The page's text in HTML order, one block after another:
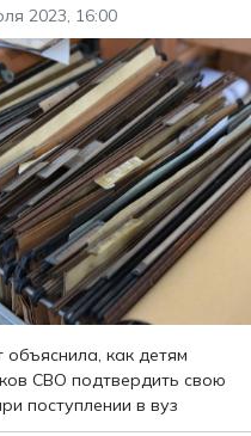
2023, 16:00
объяснила, как детям
СВО подтвердить свою
поступлении в вуз